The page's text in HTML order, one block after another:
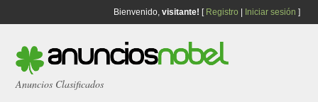
Bienvenido, visitante! [ Registro Iniciar sesión ]
Anuncios Clasificados